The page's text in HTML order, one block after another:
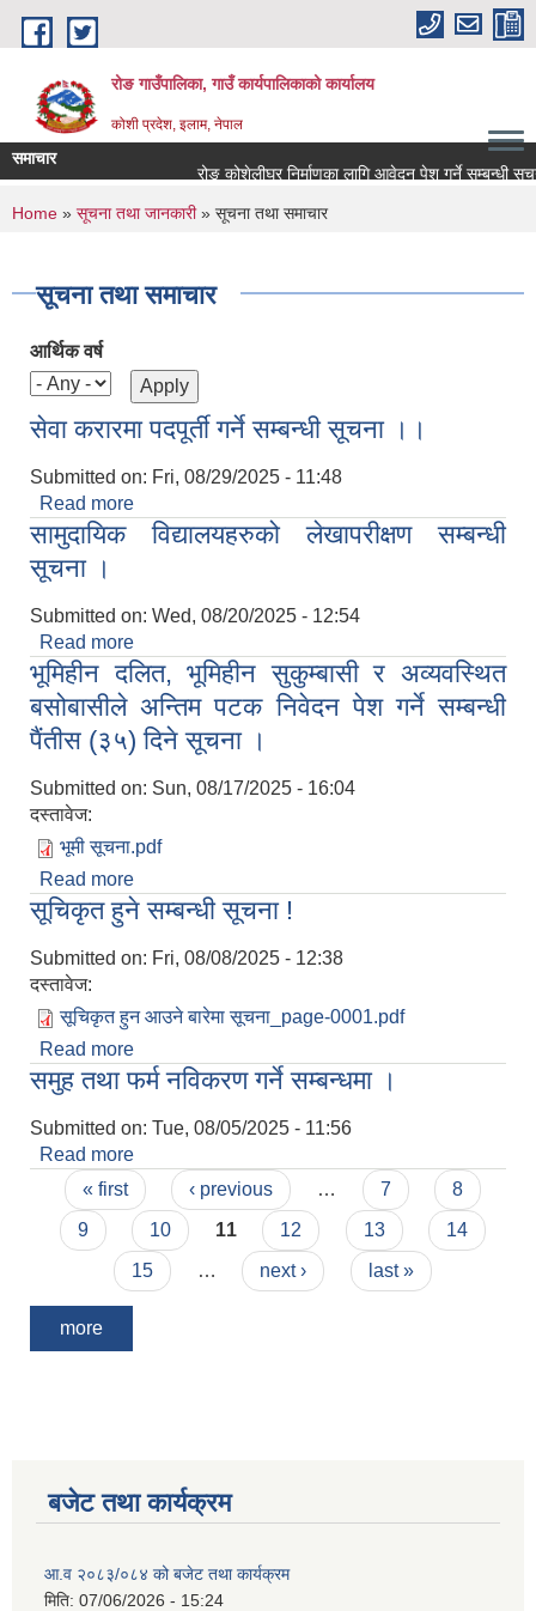
Skip to main content
रोङ गाउँपालिका, गाउँ कार्यपालिकाको कार्यालय
कोशी प्रदेश, इलाम, नेपाल
समाचार
रोङ कोशेलीघर निर्माणका लागि आवेदन पेश गर्ने सम्बन्धी सूचना.
You are here
Home » सूचना तथा जानकारी» सूचना तथा समाचार
सूचना तथा समाचार
आर्थिक वर्ष
सेवा करारमा पदपूर्ती गर्ने सम्बन्धी सूचना ।।
Submitted on: Fri, 08/29/2025 - 11:48
Read more
सामुदायिक विद्यालयहरुको लेखापरीक्षण सम्बन्धी
सूचना ।
Submitted on: Wed, 08/20/2025 - 12:54
Read more
सूचना ।
भूमिहीन दलित, भूमिहीन सुकुम्बासी र अव्यवस्थित
बसोबासीले अन्तिम पटक निवेदन पेश गर्ने सम्बन्धी
पैंतीस (३५) दिने सूचना ।
Submitted on: Sun, 08/17/2025 - 16:04
दस्तावेज:
भूमी सूचना.pdf
Read more
बसोबासीले अन्तिम पटक निवेदन पेश गर्ने सम्बन्धी पैंतीस (३५)
सूचिकृत हुने सम्बन्धी सूचना !
Submitted on: Fri, 08/08/2025 - 12:38
दस्तावेज:
सूचिकृत हुन आउने बारेमा सूचना_page-0001.pdf
Read more
समुह तथा फर्म नविकरण गर्ने सम्बन्धमा ।
Submitted on: Tue, 08/05/2025 - 11:56
Read more
Pages
« first ‹ previous … 7
8
9
10 11 12 13
14
15
… next › last »
more
बजेट तथा कार्यक्रम
आ.व २०८३/०८४ को बजेट तथा कार्यक्रम
मिति: 07/06/2026 - 15:24